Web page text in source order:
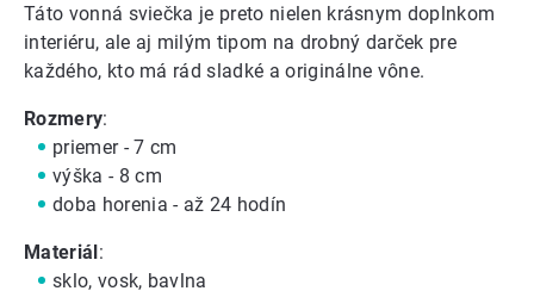
Táto vonná sviečka je preto nielen krásnym doplnkom
interiéru, ale aj milým tipom na drobný darček pre
každého, kto má rád sladké a originálne vône.
Rozmery:
priemer - 7 cm
výška - 8 cm
doba horenia - až 24 hodín
Materiál:
sklo, vosk, bavlna